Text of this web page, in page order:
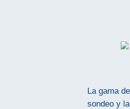
La gama
sondeo y